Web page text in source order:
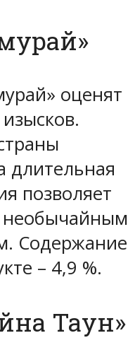
оценят
длительная
позволяет
необычайным
Содержание
– 4,9 %.
Таун»